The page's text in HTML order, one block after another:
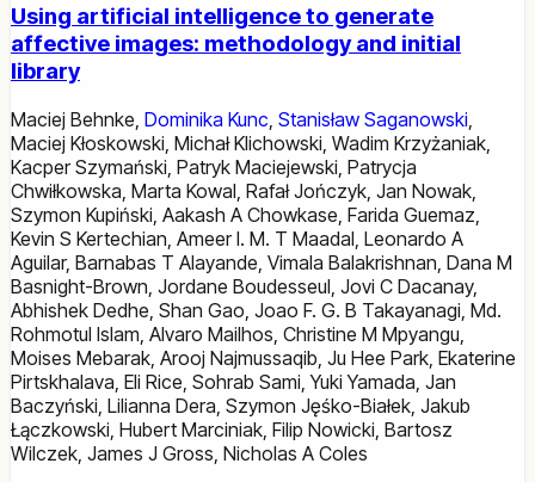
Using artificial intelligence to generate
affective images: methodology and initial
library
Maciej Behnke Dominika Kunc Stanisław Saganowski
Maciej Kłoskowski Michał Klichowski Wadim Krzyżaniak
Kacper Szymański Patryk Maciejewski Patrycja
Chwiłkowska Marta Kowal Rafał Jończyk Jan Nowak
Szymon Kupiński Aakash A Chowkase Farida Guemaz
Kevin S Kertechian Ameer I. M. T Maadal Leonardo A
Aguilar, Barnabas T Alayande Vimala Balakrishnan Dana M
Basnight-Brown Jordane Boudesseul Jovi C Dacanay,
Abhishek Dedhe Shan Gao Joao F. G. B Takayanagi Md.
Rohmotul Islam Alvaro Mailhos Christine M Mpyangu
Moises Mebarak Arooj Najmussaqib Ju Hee Park Ekaterine
Pirtskhalava Eli Rice Sohrab Sami ,Yuki Yamada Jan
Baczyński Lilianna Dera Szymon Jęśko-Białek Jakub
Łączkowski Hubert Marciniak Filip Nowicki Bartosz
Wilczek James J Gross Nicholas A Coles